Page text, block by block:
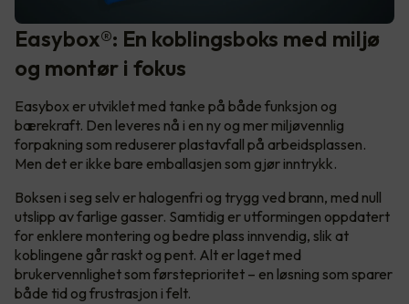
Easybox®: En koblingsboks med miljø
og montør i fokus
Easybox er utviklet med tanke på både funksjon og
bærekraft. Den leveres nå i en ny og mer miljøvennlig
forpakning som reduserer plastavfall på arbeidsplassen.
Men det er ikke bare emballasjen som gjør inntrykk.
Boksen i seg selv er halogenfri og trygg ved brann, med null
utslipp av farlige gasser. Samtidig er utformingen oppdatert
for enklere montering og bedre plass innvendig, slik at
koblingene går raskt og pent. Alt er laget med
brukervennlighet som førsteprioritet – en løsning som sparer
både tid og frustrasjon i felt.